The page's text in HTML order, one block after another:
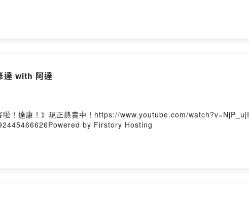
達 with 阿達
啦！達康！》現正熱賣中！https://www.youtube.com/
by Firstory Hosting